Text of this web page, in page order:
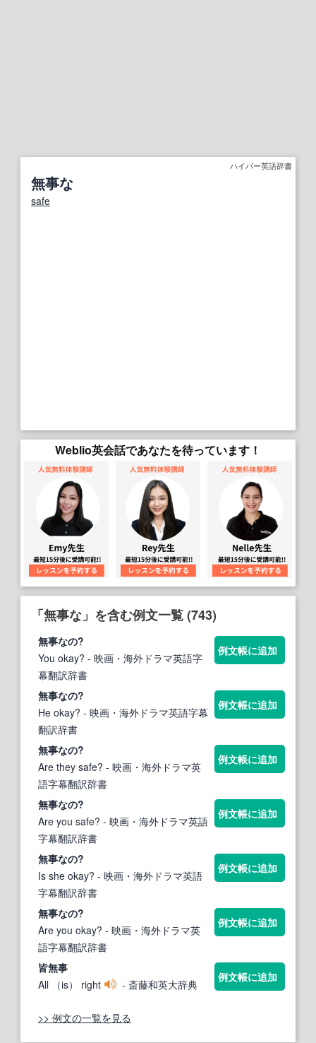
ハイパー英語辞書
無事な
safe
Weblio英会話であなたを待っています！
「無事な」を含む例文一覧 (743)
無事なの?
You okay? - 映画・海外ドラマ英語字
幕翻訳辞書
例文帳に追加
無事なの?
He okay? - 映画・海外ドラマ英語字幕
翻訳辞書
例文帳に追加
無事なの?
Are they safe? - 映画・海外ドラマ英
語字幕翻訳辞書
例文帳に追加
無事なの?
Are you safe? - 映画・海外ドラマ英語
字幕翻訳辞書
例文帳に追加
無事なの?
Is she okay? - 映画・海外ドラマ英語
字幕翻訳辞書
例文帳に追加
無事なの?
Are you okay? - 映画・海外ドラマ英
語字幕翻訳辞書
例文帳に追加
皆無事
All （is） right
- 斎藤和英大辞典
例文帳に追加
>> 例文の一覧を見る